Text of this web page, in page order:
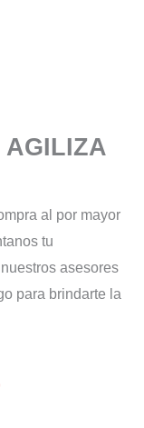
AGILIZA
al por mayor
tu
asesores
para brindarte la